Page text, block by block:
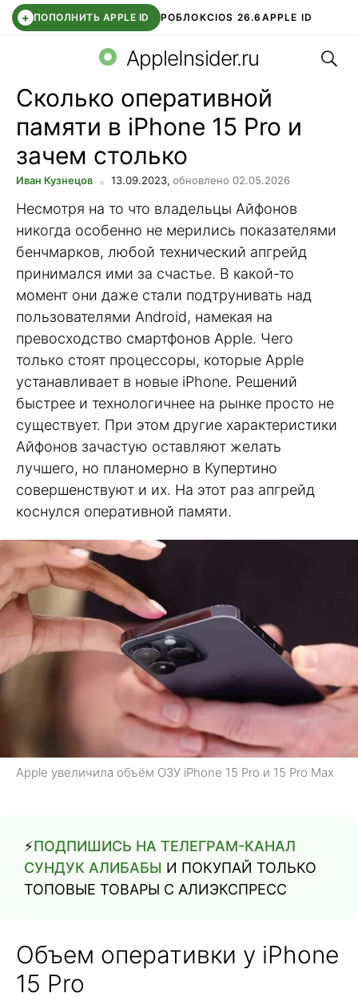
+ ПОПОЛНИТЬ APPLE ID РОБЛОКСIOS 26.6 APPLE ID
WHATSAPP DDE STOREAPP STOREOZON БАНК
AppleInsider.ru
Сколько оперативной
памяти в iPhone 15 Pro и
зачем столько
Иван Кузнецов 13.09.2023, обновлено 02.05.2026
Несмотря на то что владельцы Айфонов
никогда особенно не мерились показателями
бенчмарков, любой технический апгрейд
принимался ими за счастье. В какой-то
момент они даже стали подтрунивать над
пользователями Android, намекая на
превосходство смартфонов Apple. Чего
только стоят процессоры, которые Apple
устанавливает в новые iPhone. Решений
быстрее и технологичнее на рынке просто не
существует. При этом другие характеристики
Айфонов зачастую оставляют желать
лучшего, но планомерно в Купертино
совершенствуют и их. На этот раз апгрейд
коснулся оперативной памяти.
Apple увеличила объём ОЗУ iPhone 15 Pro и 15 Pro Max
⚡️ПОДПИШИСЬ НА ТЕЛЕГРАМ-КАНАЛ
СУНДУК АЛИБАБЫ И ПОКУПАЙ ТОЛЬКО
ТОПОВЫЕ ТОВАРЫ С АЛИЭКСПРЕСС
Объем оперативки у iPhone
15 Pro